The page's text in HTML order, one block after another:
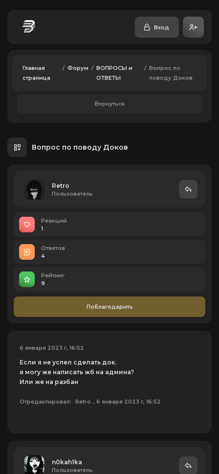
Вход
Главная
страница
/ Форум / ВОПРОСЫ и
ОТВЕТЫ
/ Вопрос по
поводу Доков
Вернуться
Вопрос по поводу Доков
Retro
Пользователь
Реакций
1
Ответов
4
Рейтинг
9
Поблагодарить
6 января 2023 г, 16:52
Если я не успел сделать док.
я могу же написать жб на админа?
Или же на разбан
Отредактировал: Retro , 6 января 2023 г, 16:52
n0kah1ka
Пользователь